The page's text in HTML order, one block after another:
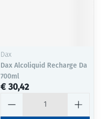
Dax
Dax Alcoliquid Recharge Da
700ml
€ 30,42